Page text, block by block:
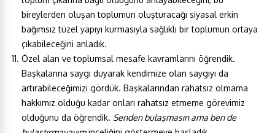
bireylerden oluşan toplumun oluşturacağı siyasal erkin
bağımsız tüzel yapıyı kurmasıyla sağlıklı bir toplumun ortaya
çıkabileceğini anladık.
Özel alan ve toplumsal mesafe kavramlarını öğrendik.
Başkalarına saygı duyarak kendimize olan saygıyı da
artırabileceğimizi gördük. Başkalarından rahatsız olmama
hakkımız olduğu kadar onları rahatsız etmeme görevimiz
olduğunu da öğrendik. Senden bulaşmasın ama ben de